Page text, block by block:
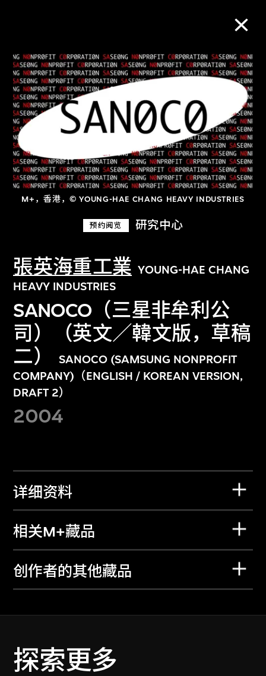
M+，香港，© YOUNG-HAE CHANG HEAVY INDUSTRIES
预约阅览 研究中心
張英海重工業 YOUNG-HAE CHANG
HEAVY INDUSTRIES
SANOCO（三星非牟利公
司）（英文／韓文版，草稿
二）
SANOCO (SAMSUNG NONPROFIT
COMPANY)（ENGLISH / KOREAN VERSION,
DRAFT 2）
2004
详细资料
相关M+藏品
创作者的其他藏品
探索更多
M+藏品
进一步筛选 搜索
关于M+藏品
探索世界顶级的二十及二十一世纪视觉